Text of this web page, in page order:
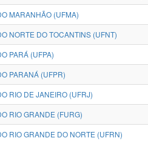
MARANHÃO (UFMA)
NORTE DO TOCANTINS (UFNT)
PARÁ (UFPA)
PARANÁ (UFPR)
RIO DE JANEIRO (UFRJ)
RIO GRANDE (FURG)
RIO GRANDE DO NORTE (UFRN)